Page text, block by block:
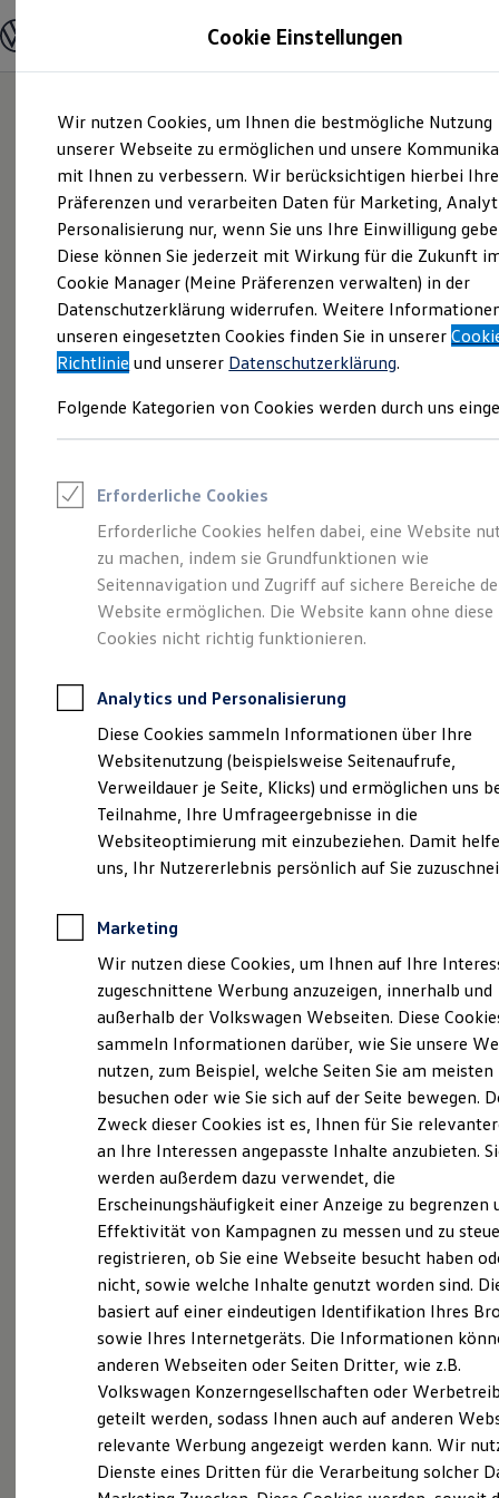
Hauptinhalt
springen
Footer
springen
Modelle und Konfigurator
Modelle vergleichen
Elektroautos
ENERGY Sondermodelle
Nutzfahrzeuge
SUV und CUV
Familienautos
Kombis
Kompaktwagen
Sportwagen
Schnell verfügbare Fahrzeuge
Angebote und Produkte
Aktuelle Angebote
E-Auto-Förderung
Volkswagen Marktplatz
Junge Gebrauchtwagen und Gebrauchtwagen
Saisonangebote
Leasing
Leasing-Angebote
Gebrauchtwagen Leasing
Junge Gebrauchtwagen-Leasing
Elektroauto Leasing
Kleinwagen-Leasing
Leasing ohne Anzahlung
Autokredit mit Schlussrate
Versicherungen und Garantien
Kfz-Versicherung
Restschuldversicherungen
Garantien
Wartungsverträge
Geschäftskunden
Professional Class bei Volkswagen
Großkunden
Behörden
Anpfiff zum Gewinn
Elektroautos
ID. Tutorials
Elektrofahrzeugkonzepte
Reichweite
Reichweite der ID. Modelle
Reichweite im Winter
Laden
Laden unterwegs
Laden Zuhause
Ladezeitensimulator
Batterie
Sicherheit
Garantie und Lebensdauer
Nachhaltigkeit
Technologie
Kosten und Kauf
Verbrauchskosten
Kaufoptionen
E-Auto-Förderung
Software und Konnektivität
Die ID. Software 6
ID. Software Versionen und Updates
Digitale Extras
Schnittstellen zu Ihrem ID.
Ausbildungs- und
Stellenangebote bei
Emil Helmich
Kraftfahrzeuge
(Impressum & Rechtliches)
Willkommen beiVolkswagen
in Emmerich am Rhein
VolkswagenPartner erreichen wir diesen
Erfolg nur gemeinsam mit unseren qualifizierten
und motivierten Mitarbeiterinnen und
Mitarbeitern. Wir sind immer auf der Suche nach
engagierten und qualifizierten Berufseinsteigern,
Berufserfahrenen und Führungskräften.
Herausfordernd, abwechslungsreich und mit
glänzenden Perspektiven starten Sie mit einem
sympathischen Team beruflich durch.
Zu den Stellenangeboten
Herausfordernd, abwechslungsreich und mit
Cookie Einstellungen
Wir nutzen Cookies, um Ihnen die bestmögliche Nutzung
unserer Webseite zu ermöglichen und unsere
mit Ihnen zu verbessern. Wir berücksichtigen hierbei Ihre
Präferenzen und verarbeiten Daten für Marketing,
Personalisierung nur, wenn Sie uns Ihre Einwilligung
Diese können Sie jederzeit mit Wirkung für die Zukunft
Cookie Manager (Meine Präferenzen verwalten) in der
Datenschutzerklärung widerrufen. Weitere
unseren eingesetzten Cookies finden Sie in unserer
Richtlinie und unserer Datenschutzerklärung.
Folgende Kategorien von Cookies werden durch uns
Erforderliche Cookies
Erforderliche Cookies helfen dabei, eine Website
zu machen, indem sie Grundfunktionen wie
Seitennavigation und Zugriff auf sichere Bereiche
Website ermöglichen. Die Website kann ohne diese
Cookies nicht richtig funktionieren.
Analytics und Personalisierung
Diese Cookies sammeln Informationen über Ihre
Websitenutzung (beispielsweise Seitenaufrufe,
Verweildauer je Seite, Klicks) und ermöglichen uns
Teilnahme, Ihre Umfrageergebnisse in die
Websiteoptimierung mit einzubeziehen. Damit
uns, Ihr Nutzererlebnis persönlich auf Sie
Marketing
Wir nutzen diese Cookies, um Ihnen auf Ihre
zugeschnittene Werbung anzuzeigen, innerhalb und
außerhalb der Volkswagen Webseiten. Diese
sammeln Informationen darüber, wie Sie unsere
nutzen, zum Beispiel, welche Seiten Sie am meisten
besuchen oder wie Sie sich auf der Seite bewegen.
Zweck dieser Cookies ist es, Ihnen für Sie
an Ihre Interessen angepasste Inhalte anzubieten.
werden außerdem dazu verwendet, die
Erscheinungshäufigkeit einer Anzeige zu begrenzen
Effektivität von Kampagnen zu messen und zu
registrieren, ob Sie eine Webseite besucht haben
nicht, sowie welche Inhalte genutzt worden sind.
basiert auf einer eindeutigen Identifikation Ihres
sowie Ihres Internetgeräts. Die Informationen
anderen Webseiten oder Seiten Dritter, wie z.B.
Volkswagen Konzerngesellschaften oder
geteilt werden, sodass Ihnen auch auf anderen
relevante Werbung angezeigt werden kann. Wir
Dienste eines Dritten für die Verarbeitung solcher